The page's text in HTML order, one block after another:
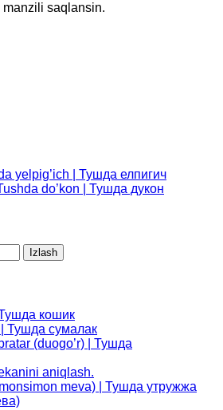
saqlansin.
yelpig’ich | Тушда елпигич
do’kon | Тушда дукон
кошик
Тушда сумалак
(duogo’r) | Тушда
aniqlash.
meva) | Тушда утружжа